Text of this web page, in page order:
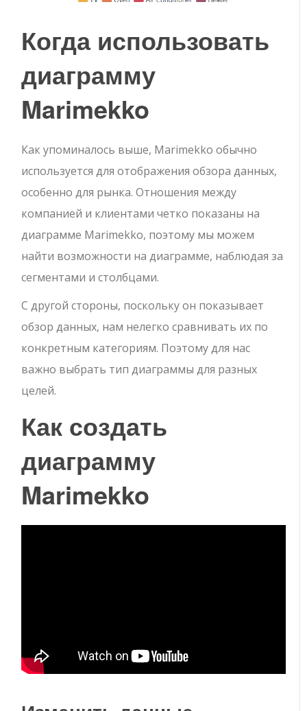
Когда использовать
диаграмму
Marimekko
Как упоминалось выше, Marimekko обычно
используется для отображения обзора данных,
особенно для рынка. Отношения между
компанией и клиентами четко показаны на
диаграмме Marimekko, поэтому мы можем
найти возможности на диаграмме, наблюдая за
сегментами и столбцами.
С другой стороны, поскольку он показывает
обзор данных, нам нелегко сравнивать их по
конкретным категориям. Поэтому для нас
важно выбрать тип диаграммы для разных
целей.
Как создать
диаграмму
Marimekko